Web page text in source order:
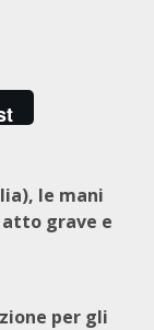
le mani
atto grave e
per gli